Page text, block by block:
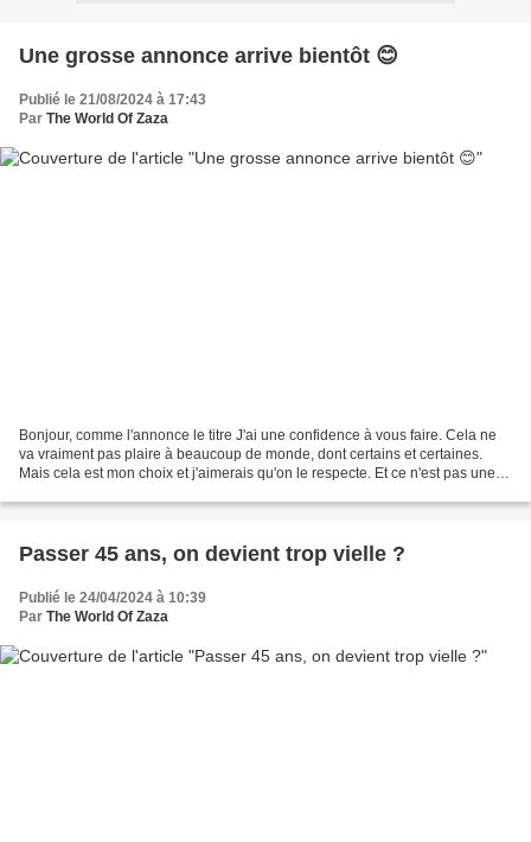
Une grosse annonce arrive bientôt 😊
Publié le 21/08/2024 à 17:43
Par The World Of Zaza
Bonjour, comme l'annonce le titre J'ai une confidence à vous faire. Cela ne
va vraiment pas plaire à beaucoup de monde, dont certains et certaines.
Mais cela est mon choix et j'aimerais qu'on le respecte. Et ce n'est pas une
Passer 45 ans, on devient trop vielle ?
Publié le 24/04/2024 à 10:39
Par The World Of Zaza